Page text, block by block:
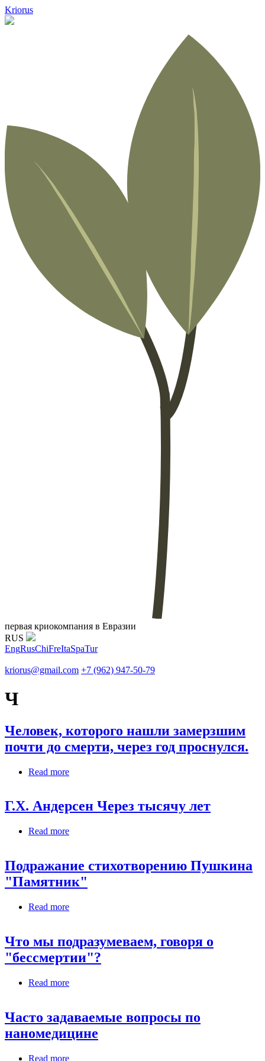
Kriorus
первая криокомпания в Евразии
RUS
EngRusChiFreItaSpaTur
kriorus@gmail.com +7 (962) 947-50-79
Ч
Человек, которого нашли замерзшим
почти до смерти, через год проснулся.
Read more
Г.Х. Андерсен Через тысячу лет
Read more
Подражание стихотворению Пушкина
"Памятник"
Read more
Что мы подразумеваем, говоря о
"бессмертии"?
Read more
Часто задаваемые вопросы по
наномедицине
Read more